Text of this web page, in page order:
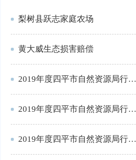
梨树县跃志家庭农场
黄大威生态损害赔偿
2019年度四平市自然资源局行政处罚典型案例（4）
2019年度四平市自然资源局行政处罚典型案例（3）
2019年度四平市自然资源局行政处罚典型案例（2）